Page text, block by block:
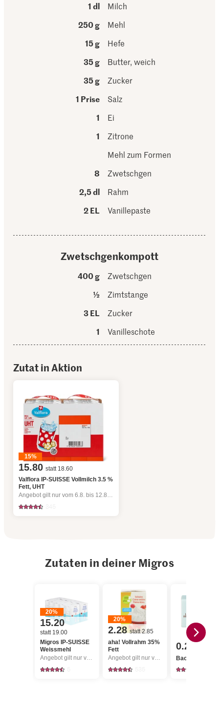
1 dl
Milch
250 g
Mehl
15 g
Hefe
35 g
Butter, weich
35 g
Zucker
1 Prise
Salz
1
Ei
1
Zitrone
Mehl zum Formen
8
Zwetschgen
2,5 dl
Rahm
2 EL
Vanillepaste
Zwetschgenkompott
400 g
Zwetschgen
½
Zimtstange
3 EL
Zucker
1
Vanilleschote
Zutat in Aktion
15%
15.80 statt 18.60
Valflora IP-SUISSE Vollmilch 3.5 %
Fett, UHT
Angebot gilt nur vom 6.8. bis 12.8.2026, solange Vorrat.
Zutaten in deiner Migros
20%
15.20
statt 19.00
Migros IP-SUISSE
Weissmehl
Angebot gilt nur vom 6.8. bis 12.8.2026, solange Vorrat.
20%
2.28 statt 2.85
aha! Vollrahm 35%
Fett
Angebot gilt nur vom 6.8. bis 12.8.2026, solange Vorrat.
0.25
Backhefe